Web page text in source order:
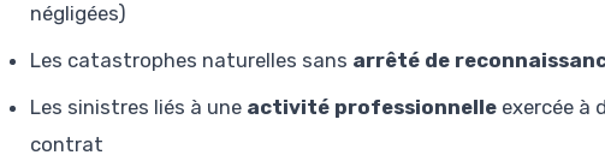
négligées)
Les catastrophes naturelles sans arrêté de
Les sinistres liés à une activité professionnelleexercée à
contrat